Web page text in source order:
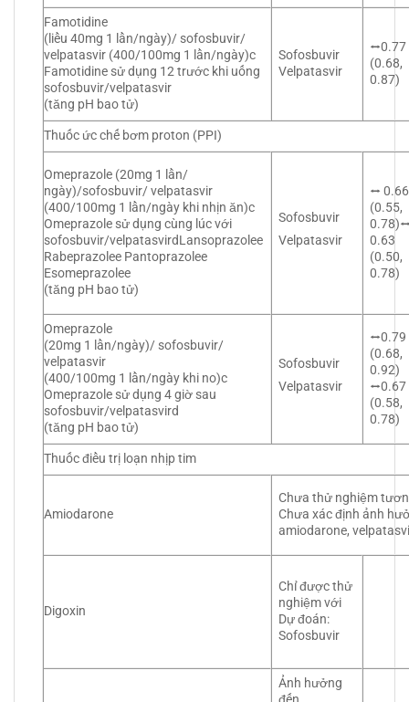
Famotidine
(liều 40mg 1 lần/ngày)/ sofosbuvir/
velpatasvir (400/100mg 1 lần/ngày)c
Famotidine sử dụng 12 trước khi uống
sofosbuvir/velpatasvir
(tăng pH bao tử)
Sofosbuvir
Velpatasvir
⭤0.77
(0.68,
0.87)
Thuốc ức chế bơm proton (PPI)
Omeprazole (20mg 1 lần/
ngày)/sofosbuvir/ velpatasvir
(400/100mg 1 lần/ngày khi nhịn ăn)c
Omeprazole sử dụng cùng lúc với
sofosbuvir/velpatasvirdLansoprazolee
Rabeprazolee Pantoprazolee
Esomeprazolee
(tăng pH bao tử)
Sofosbuvir
Velpatasvir
⭤ 0.66
(0.55,
0.63
(0.50,
0.78)
Omeprazole
(20mg 1 lần/ngày)/ sofosbuvir/
velpatasvir
(400/100mg 1 lần/ngày khi no)c
Omeprazole sử dụng 4 giờ sau
sofosbuvir/velpatasvird
(tăng pH bao tử)
Sofosbuvir
Velpatasvir
⭤0.79
(0.68,
0.92)
⭤0.67
(0.58,
0.78)
Thuốc điều trị loạn nhịp tim
Amiodarone
Chưa thử nghiệm
Chưa xác định ảnh
amiodarone,
Digoxin
Chỉ được thử
nghiệm với
Dự đoán:
Sofosbuvir
Ảnh hưởng